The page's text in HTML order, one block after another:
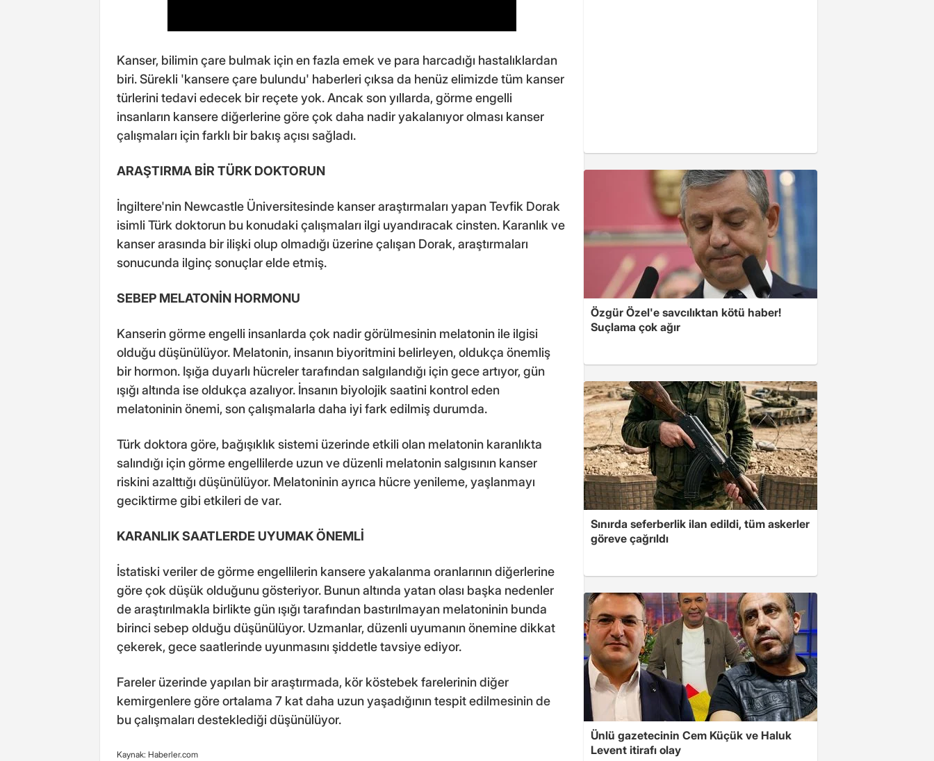
Kanser, bilimin çare bulmak için en fazla emek ve para harcadığı hastalıklardan
biri. Sürekli 'kansere çare bulundu' haberleri çıksa da henüz elimizde tüm kanser
türlerini tedavi edecek bir reçete yok. Ancak son yıllarda, görme engelli
insanların kansere diğerlerine göre çok daha nadir yakalanıyor olması kanser
çalışmaları için farklı bir bakış açısı sağladı.
ARAŞTIRMA BİR TÜRK DOKTORUN
İngiltere'nin Newcastle Üniversitesinde kanser araştırmaları yapan Tevfik Dorak
isimli Türk doktorun bu konudaki çalışmaları ilgi uyandıracak cinsten. Karanlık ve
kanser arasında bir ilişki olup olmadığı üzerine çalışan Dorak, araştırmaları
sonucunda ilginç sonuçlar elde etmiş.
SEBEP MELATONİN HORMONU
Kanserin görme engelli insanlarda çok nadir görülmesinin melatonin ile ilgisi
olduğu düşünülüyor. Melatonin, insanın biyoritmini belirleyen, oldukça önemliş
bir hormon. Işığa duyarlı hücreler tarafından salgılandığı için gece artıyor, gün
ışığı altında ise oldukça azalıyor. İnsanın biyolojik saatini kontrol eden
melatoninin önemi, son çalışmalarla daha iyi fark edilmiş durumda.
Türk doktora göre, bağışıklık sistemi üzerinde etkili olan melatonin karanlıkta
salındığı için görme engellilerde uzun ve düzenli melatonin salgısının kanser
riskini azalttığı düşünülüyor. Melatoninin ayrıca hücre yenileme, yaşlanmayı
geciktirme gibi etkileri de var.
KARANLIK SAATLERDE UYUMAK ÖNEMLİ
İstatiski veriler de görme engellilerin kansere yakalanma oranlarının diğerlerine
göre çok düşük olduğunu gösteriyor. Bunun altında yatan olası başka nedenler
de araştırılmakla birlikte gün ışığı tarafından bastırılmayan melatoninin bunda
birinci sebep olduğu düşünülüyor. Uzmanlar, düzenli uyumanın önemine dikkat
çekerek, gece saatlerinde uyunmasını şiddetle tavsiye ediyor.
Fareler üzerinde yapılan bir araştırmada, kör köstebek farelerinin diğer
kemirgenlere göre ortalama 7 kat daha uzun yaşadığının tespit edilmesinin de
bu çalışmaları desteklediği düşünülüyor.
Kaynak: Haberler.com
Özgür Özel'e savcılıktan kötü haber!
Suçlama çok ağır
Sınırda seferberlik ilan edildi, tüm askerler
göreve çağrıldı
Ünlü gazetecinin Cem Küçük ve Haluk
Levent itirafı olay